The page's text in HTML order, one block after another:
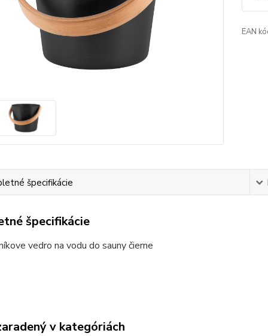
EAN
špecifikácie
špecifikácie
vedro na vodu do sauny čierne
v kategóriách